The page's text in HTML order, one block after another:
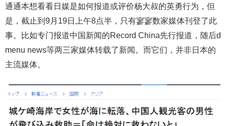
通通本想看看日媒是如何报道或评价杨大叔的英勇行为，但
是，截止到9月19日上午8点半，只有寥寥数家媒体刊登了此
事。比如专门报道中国新闻的Record China先行报道，随后d
menu news等两三家媒体转载了新闻。而它们，并非日本的
主流媒体。